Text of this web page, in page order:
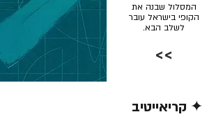
המסלול שבנה את
הקופי בישראל עובר
לשלב הבא.
>>
✦ קריאייטיב